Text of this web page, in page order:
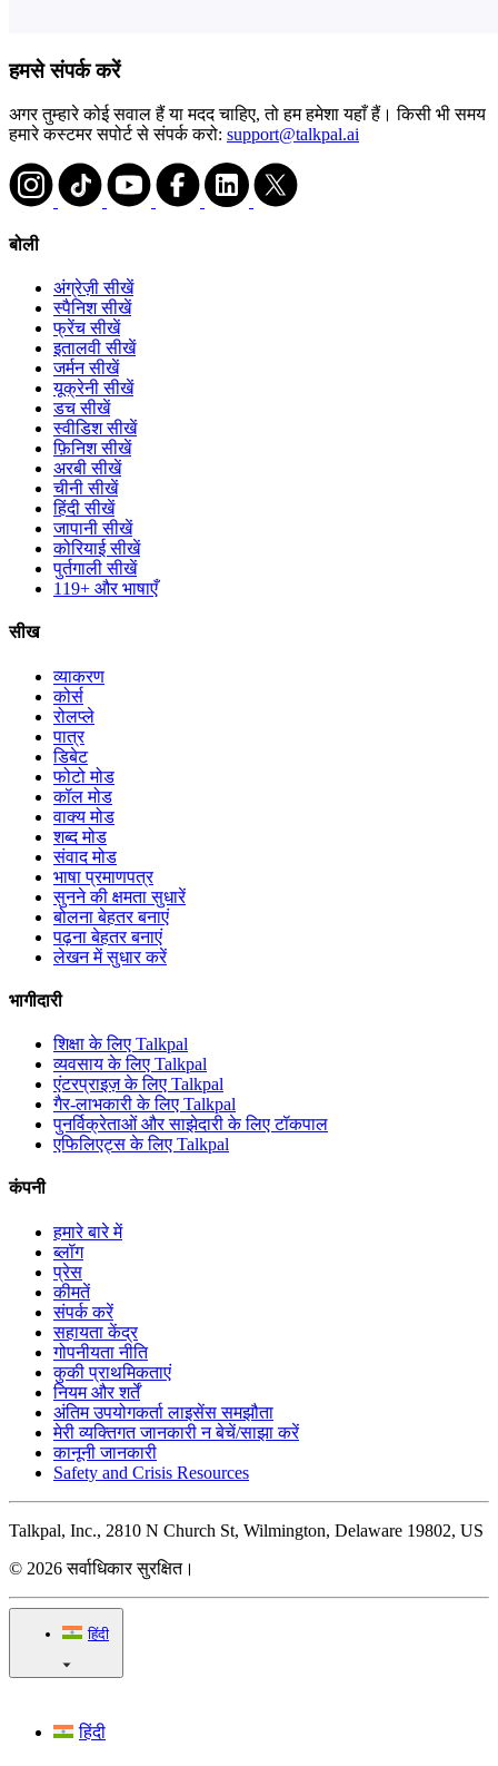
हमसे संपर्क करें
अगर तुम्हारे कोई सवाल हैं या मदद चाहिए, तो हम हमेशा यहाँ हैं। किसी भी समय
हमारे कस्टमर सपोर्ट से संपर्क करो: support@talkpal.ai
बोली
अंग्रेज़ी सीखें
स्पैनिश सीखें
फ्रेंच सीखें
इतालवी सीखें
जर्मन सीखें
यूक्रेनी सीखें
डच सीखें
स्वीडिश सीखें
फ़िनिश सीखें
अरबी सीखें
चीनी सीखें
हिंदी सीखें
जापानी सीखें
कोरियाई सीखें
पुर्तगाली सीखें
119+ और भाषाएँ
सीख
व्याकरण
कोर्स
रोलप्ले
पात्र
डिबेट
फोटो मोड
कॉल मोड
वाक्य मोड
शब्द मोड
संवाद मोड
भाषा प्रमाणपत्र
सुनने की क्षमता सुधारें
बोलना बेहतर बनाएं
पढ़ना बेहतर बनाएं
लेखन में सुधार करें
भागीदारी
शिक्षा के लिए Talkpal
व्यवसाय के लिए Talkpal
एंटरप्राइज़ के लिए Talkpal
गैर-लाभकारी के लिए Talkpal
पुनर्विक्रेताओं और साझेदारी के लिए टॉकपाल
एफिलिएट्स के लिए Talkpal
कंपनी
हमारे बारे में
ब्लॉग
प्रेस
कीमतें
संपर्क करें
सहायता केंद्र
गोपनीयता नीति
कुकी प्राथमिकताएं
नियम और शर्तें
अंतिम उपयोगकर्ता लाइसेंस समझौता
मेरी व्यक्तिगत जानकारी न बेचें/साझा करें
कानूनी जानकारी
Safety and Crisis Resources
Talkpal, Inc., 2810 N Church St, Wilmington, Delaware 19802, US
© 2026 सर्वाधिकार सुरक्षित।
हिंदी
हिंदी